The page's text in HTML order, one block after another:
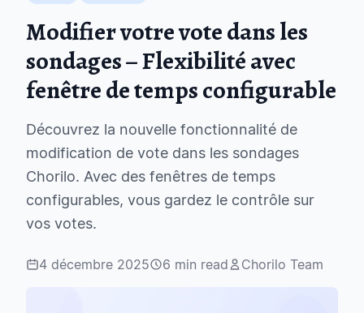
Modifier votre vote dans les
sondages – Flexibilité avec
fenêtre de temps configurable
Découvrez la nouvelle fonctionnalité de
modification de vote dans les sondages
Chorilo. Avec des fenêtres de temps
configurables, vous gardez le contrôle sur
vos votes.
4 décembre 2025 6 min read Chorilo Team